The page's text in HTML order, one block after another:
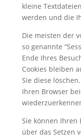
kleine
werden und die
Die meisten der
so genannte
Ende Ihres
Cookies bleiben
Sie diese
Ihren Browser
Sie können Ihren
über das Setzen